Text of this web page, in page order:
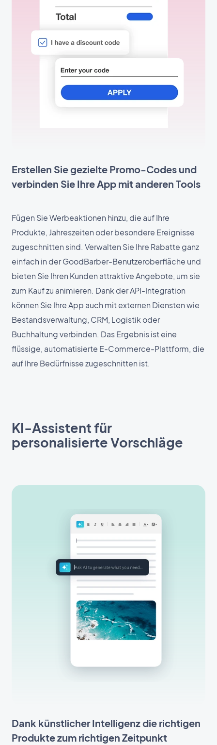
Erstellen Sie gezielte Promo-Codes und
verbinden Sie Ihre App mit anderen Tools
Fügen Sie Werbeaktionen hinzu, die auf Ihre
Produkte, Jahreszeiten oder besondere Ereignisse
zugeschnitten sind. Verwalten Sie Ihre Rabatte ganz
einfach in der GoodBarber-Benutzeroberfläche und
bieten Sie Ihren Kunden attraktive Angebote, um sie
zum Kauf zu animieren. Dank der API-Integration
können Sie Ihre App auch mit externen Diensten wie
Bestandsverwaltung, CRM, Logistik oder
Buchhaltung verbinden. Das Ergebnis ist eine
flüssige, automatisierte E-Commerce-Plattform, die
auf Ihre Bedürfnisse zugeschnitten ist.
KI-Assistent für
personalisierte Vorschläge
Dank künstlicher Intelligenz die richtigen
Produkte zum richtigen Zeitpunkt